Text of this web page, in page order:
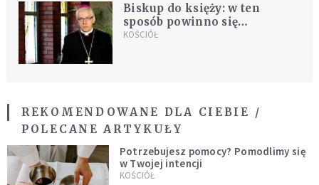
Biskup do księży: w ten
sposób powinno się
odwiedzać wiernych po
KOŚCIÓŁ
REKOMENDOWANE DLA CIEBIE /
POLECANE ARTYKUŁY
Potrzebujesz pomocy? Pomodlimy się
w Twojej intencji
KOŚCIÓŁ